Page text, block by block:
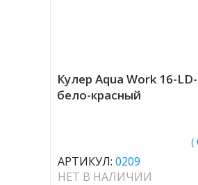
Кулер Aqua Work 16-
бело-красный
(
АРТИКУЛ: 0209
НЕТ В НАЛИЧИИ